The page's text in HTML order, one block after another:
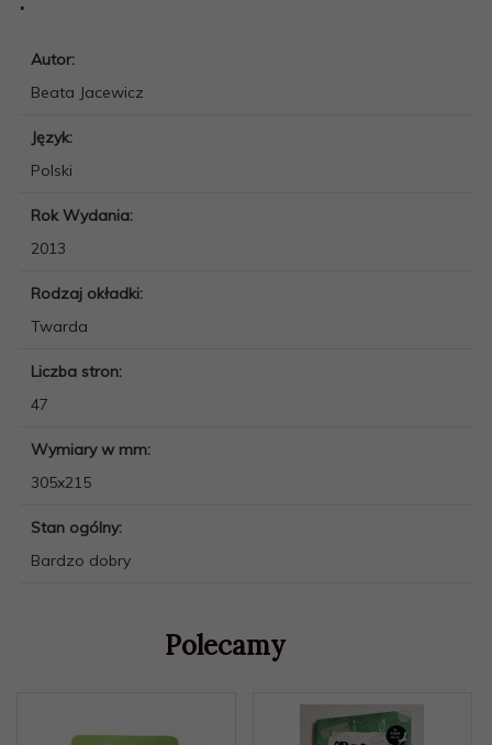
Autor:
Beata Jacewicz
Język:
Polski
Rok Wydania:
2013
Rodzaj okładki:
Twarda
Liczba stron:
47
Wymiary w mm:
305x215
Stan ogólny:
Bardzo dobry
Polecamy